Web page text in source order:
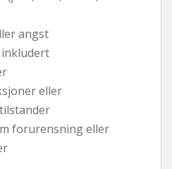
angst
inkludert
eller
forurensning eller